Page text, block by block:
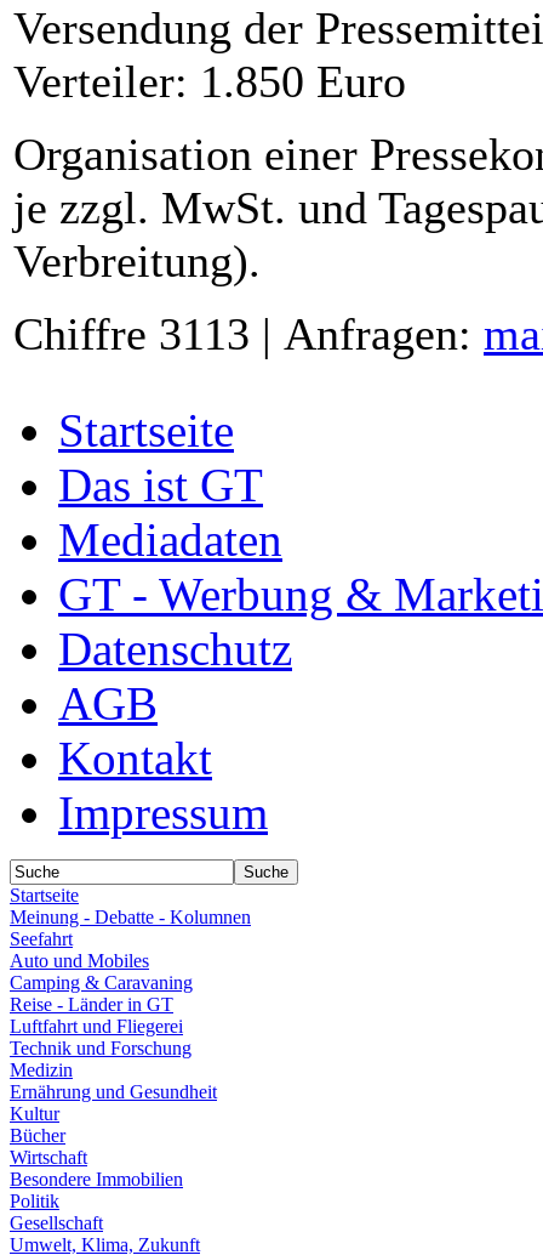
Versendung der
Verteiler: 1.850 Euro
Organisation einer
je zzgl. MwSt. und
Verbreitung).
Chiffre 3113 | Anfragen:
Startseite
Das ist GT
Mediadaten
GT - Werbung &
Datenschutz
AGB
Kontakt
Impressum
Startseite
Meinung - Debatte - Kolumnen
Seefahrt
Auto und Mobiles
Camping & Caravaning
Reise - Länder in GT
Luftfahrt und Fliegerei
Technik und Forschung
Medizin
Ernährung und Gesundheit
Kultur
Bücher
Wirtschaft
Besondere Immobilien
Politik
Gesellschaft
Umwelt, Klima, Zukunft